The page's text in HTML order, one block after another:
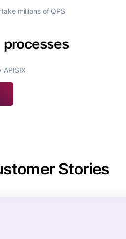
millions of QPS
processes
APISIX
Stories